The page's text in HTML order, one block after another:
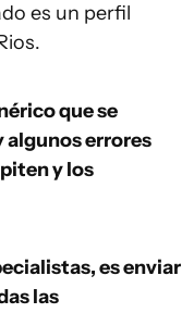
es un perfil
que se
algunos errores
y los
es enviar
las